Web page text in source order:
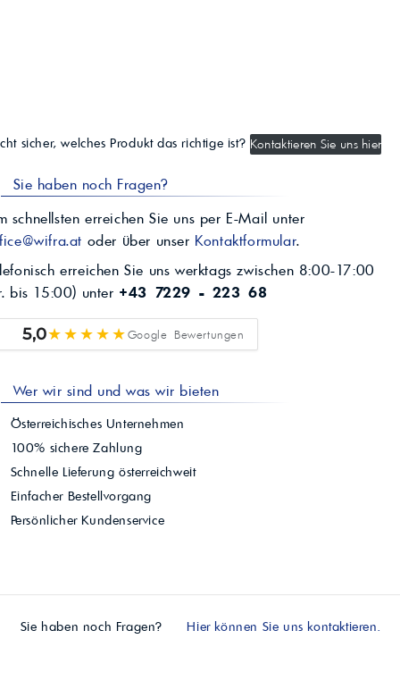
sicher, welches Produkt das richtige ist? Kontaktieren Sie uns hier
Sie haben noch Fragen?
schnellsten erreichen Sie uns per E-Mail unter
oder über unser Kontaktformular.
erreichen Sie uns werktags zwischen 8:00-17:00
bis 15:00) unter +43 7229 - 223 68
5,0★★★★★Google Bewertungen
Wer wir sind und was wir bieten
Österreichisches Unternehmen
100% sichere Zahlung
Schnelle Lieferung österreichweit
Einfacher Bestellvorgang
Persönlicher Kundenservice
Sie haben noch Fragen? Hier können Sie uns kontaktieren.